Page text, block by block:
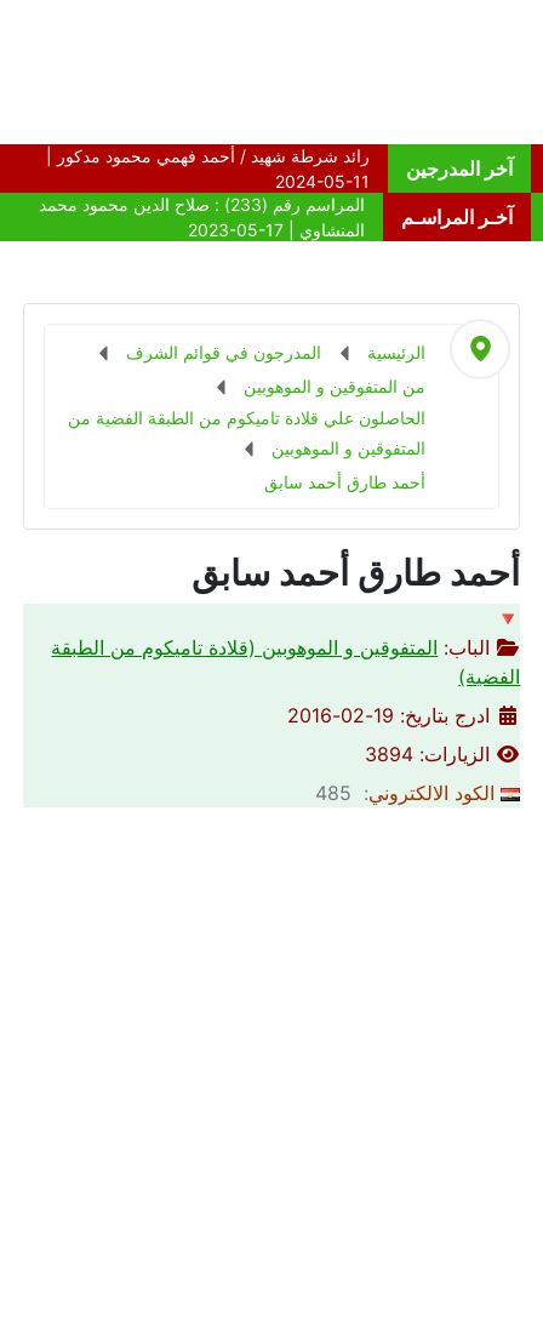
آخر المدرجين
آخـر المراسـم
الرئيسية
المدرجون في قوائم الشرف
من المتفوقين و الموهوبين
الحاصلون علي قلادة تاميكوم من الطبقة الفضية من
المتفوقين و الموهوبين
أحمد طارق أحمد سابق
أحمد طارق أحمد سابق
🔻
الباب: المتفوقين و الموهوبين (قلادة تاميكوم من الطبقة
الفضية)
ادرج بتاريخ: 19-02-2016
الزيارات: 3894
الكود الالكتروني: 485